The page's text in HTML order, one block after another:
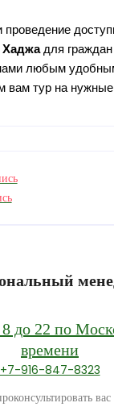
проведение
Хаджадля
любым
вам тур на
8 до 22 по
времени
+7-916-847-8323